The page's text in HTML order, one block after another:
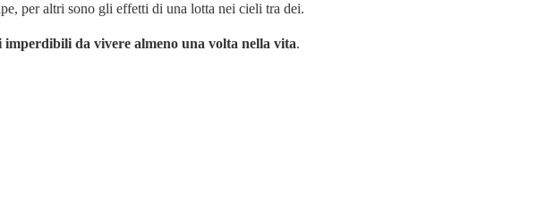
per altri sono gli effetti di una lotta nei cieli tra dei.
da vivere almeno una volta nella vita.